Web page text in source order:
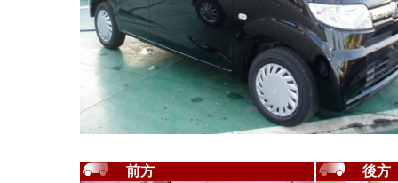
前方 後方